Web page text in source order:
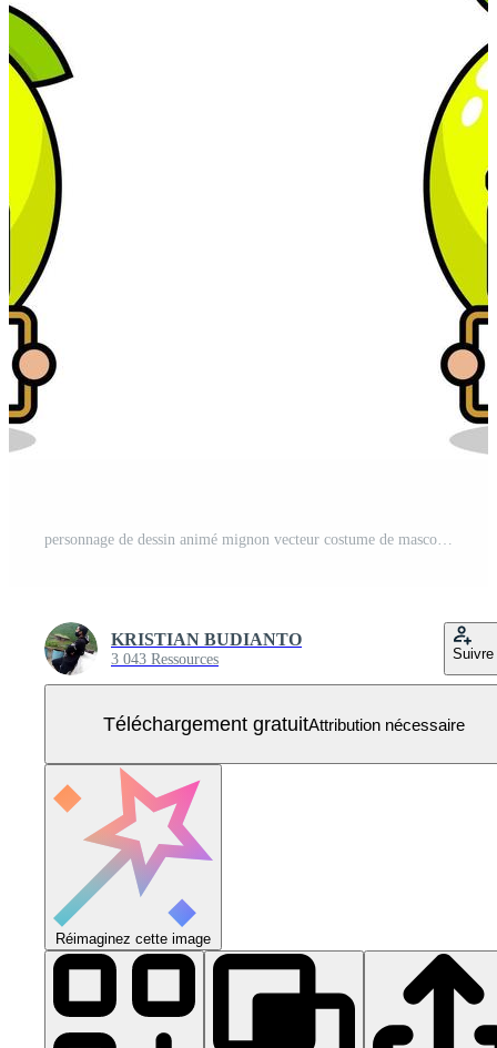
personnage de dessin animé mignon vecteur costume de mascotte de citron fruit ensemble collection de bundles de vente d'été Vecteur Gratuit
KRISTIAN BUDIANTO
3 043 Ressources Suivre
Téléchargement gratuitAttribution nécessaire
Réimaginez cette image